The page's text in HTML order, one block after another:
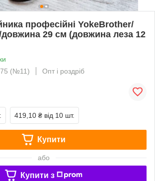
професійні YokeBrother/
довжина 29 см (довжина леза 12
(№11)
Опт і роздріб
419,10 ₴ від 10 шт.
Купити
або
Купити з